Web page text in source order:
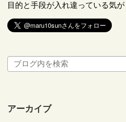
目的と手段が入れ違っている気が
アーカイブ